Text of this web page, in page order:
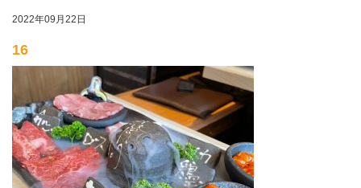
2022年09月22日
16